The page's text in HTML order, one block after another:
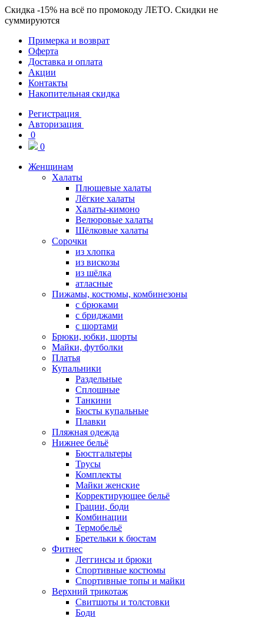
Скидка -15% на всё по промокоду ЛЕТО. Скидки не
суммируются
Примерка и возврат
Оферта
Доставка и оплата
Акции
Контакты
Накопительная скидка
Регистрация
Авторизация
0
0
Женщинам
Халаты
Плюшевые халаты
Лёгкие халаты
Халаты-кимоно
Велюровые халаты
Шёлковые халаты
Сорочки
из хлопка
из вискозы
из шёлка
атласные
Пижамы, костюмы, комбинезоны
с брюками
с бриджами
с шортами
Брюки, юбки, шорты
Майки, футболки
Платья
Купальники
Раздельные
Сплошные
Танкини
Бюсты купальные
Плавки
Пляжная одежда
Нижнее бельё
Бюстгальтеры
Трусы
Комплекты
Майки женские
Корректирующее бельё
Грации, боди
Комбинации
Термобельё
Бретельки к бюстам
Фитнес
Леггинсы и брюки
Спортивные костюмы
Спортивные топы и майки
Верхний трикотаж
Свитшоты и толстовки
Боди